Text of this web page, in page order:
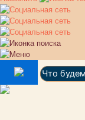
Поиск: